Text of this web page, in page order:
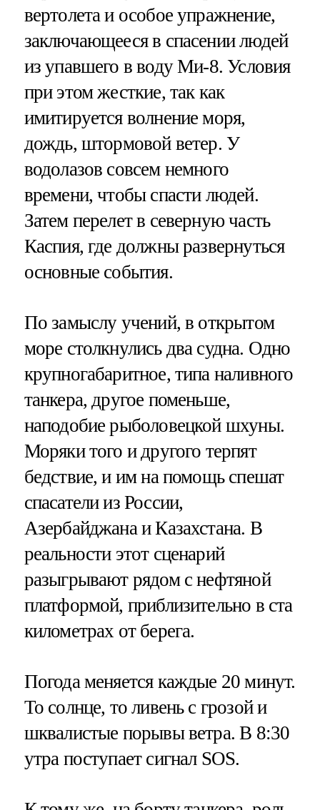
вертолета и особое упражнение,
заключающееся в спасении людей
из упавшего в воду Ми-8. Условия
при этом жесткие, так как
имитируется волнение моря,
дождь, штормовой ветер. У
водолазов совсем немного
времени, чтобы спасти людей.
Затем перелет в северную часть
Каспия, где должны развернуться
основные события.
По замыслу учений, в открытом
море столкнулись два судна. Одно
крупногабаритное, типа наливного
танкера, другое поменьше,
наподобие рыболовецкой шхуны.
Моряки того и другого терпят
бедствие, и им на помощь спешат
спасатели из России,
Азербайджана и Казахстана. В
реальности этот сценарий
разыгрывают рядом с нефтяной
платформой, приблизительно в ста
километрах от берега.
Погода меняется каждые 20 минут.
То солнце, то ливень с грозой и
шквалистые порывы ветра. В 8:30
утра поступает сигнал SOS.